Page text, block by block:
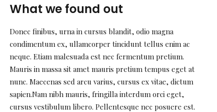
What we found out
Donec finibus, urna in cursus blandit, odio magna
condimentum ex, ullamcorper tincidunt tellus enim ac
neque. Etiam malesuada est nec fermentum pretium.
Mauris in massa sit amet mauris pretium tempus eget at
nunc. Maecenas sed arcu varius, cursus ex vitae, dictum
sapien.Nam nibh mauris, fringilla interdum orci eget,
cursus vestibulum libero. Pellentesque nec posuere est.